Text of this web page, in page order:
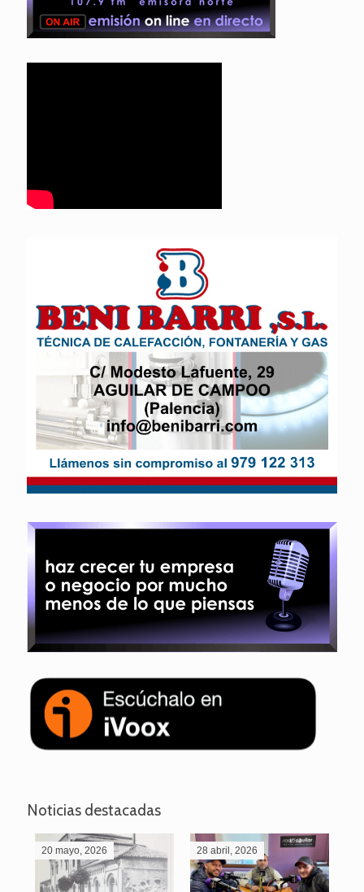
Noticias destacadas
20 mayo, 2026 28 abril, 2026